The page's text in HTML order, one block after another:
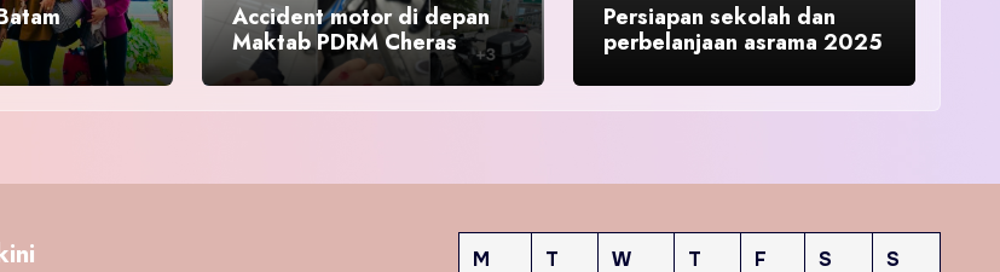
Accident motor di depan
Maktab PDRM Cheras
Persiapan sekolah dan
perbelanjaan asrama 2025
M T W T F S
S